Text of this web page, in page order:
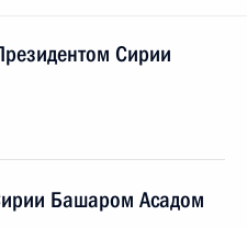
Сирии
Башаром Асадом